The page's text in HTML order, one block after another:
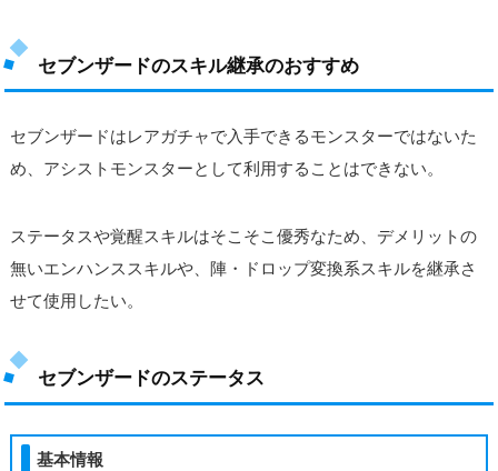
セブンザードのスキル継承のおすすめ
セブンザードはレアガチャで入手できるモンスターではないた
め、アシストモンスターとして利用することはできない。
ステータスや覚醒スキルはそこそこ優秀なため、デメリットの
無いエンハンススキルや、陣・ドロップ変換系スキルを継承さ
せて使用したい。
セブンザードのステータス
基本情報